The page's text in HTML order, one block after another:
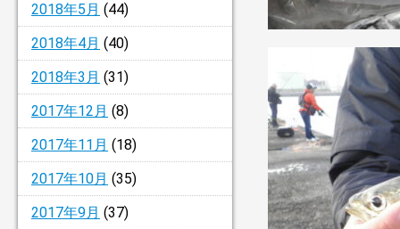
2018年5月 (44)
2018年4月 (40)
2018年3月 (31)
2017年12月 (8)
2017年11月 (18)
2017年10月 (35)
2017年9月 (37)